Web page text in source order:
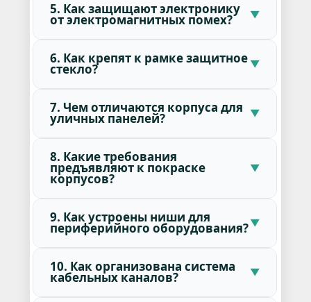
5. Как защищают электронику
от электромагнитных помех?
6. Как крепят к рамке защитное
стекло?
7. Чем отличаются корпуса для
уличных панелей?
8. Какие требования
предъявляют к покраске
корпусов?
9. Как устроены ниши для
периферийного оборудования?
10. Как организована система
кабельных каналов?